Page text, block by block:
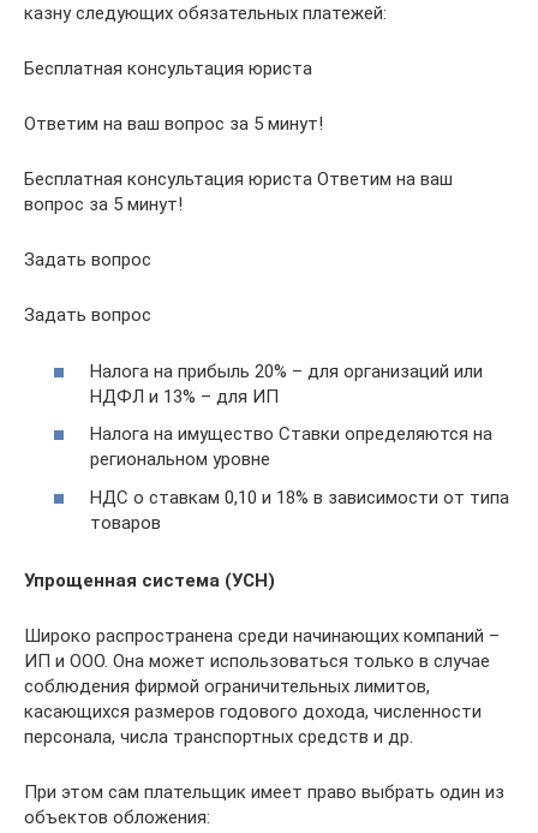
казну следующих обязательных платежей:
Бесплатная консультация юриста
Ответим на ваш вопрос за 5 минут!
Бесплатная консультация юриста Ответим на ваш
вопрос за 5 минут!
Задать вопрос
Задать вопрос
Налога на прибыль 20% – для организаций или
НДФЛ и 13% – для ИП
Налога на имущество Ставки определяются на
региональном уровне
НДС о ставкам 0,10 и 18% в зависимости от типа
товаров
Упрощенная система (УСН)
Широко распространена среди начинающих компаний –
ИП и ООО. Она может использоваться только в случае
соблюдения фирмой ограничительных лимитов,
касающихся размеров годового дохода, численности
персонала, числа транспортных средств и др.
При этом сам плательщик имеет право выбрать один из
объектов обложения: